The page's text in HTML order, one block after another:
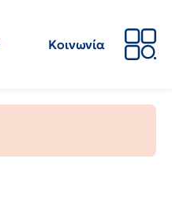
Κοινωνία